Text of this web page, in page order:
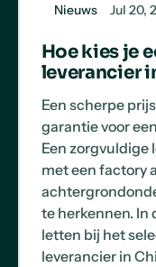
Nieuws Jul 20,
Hoe kies je
leverancier
Een scherpe
garantie voor
Een zorgvuldige
met een factory
te herkennen. In
letten bij het
leverancier in